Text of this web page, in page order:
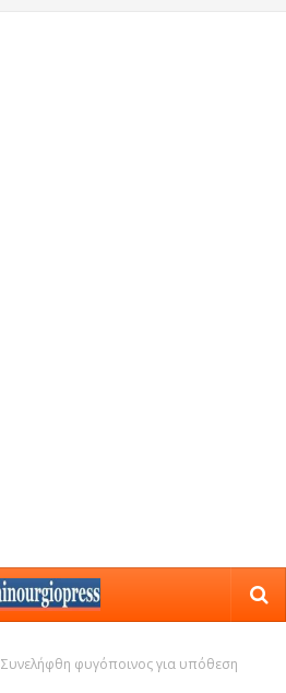
Συνελήφθη φυγόποινος για υπόθεση